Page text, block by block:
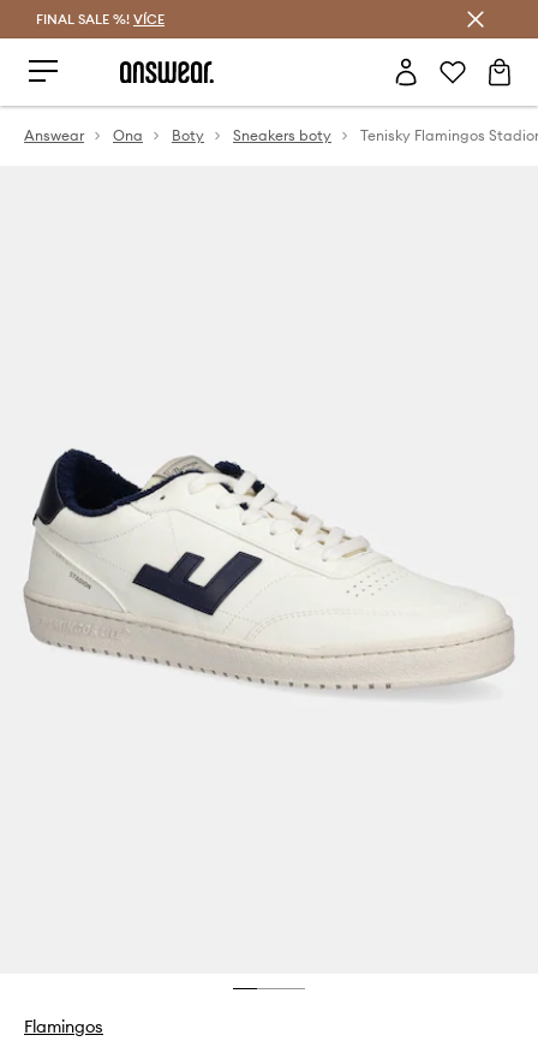
FINAL SALE %! VÍCE
Answear Ona Boty Sneakers boty Tenisky Flamingos
Flamingos